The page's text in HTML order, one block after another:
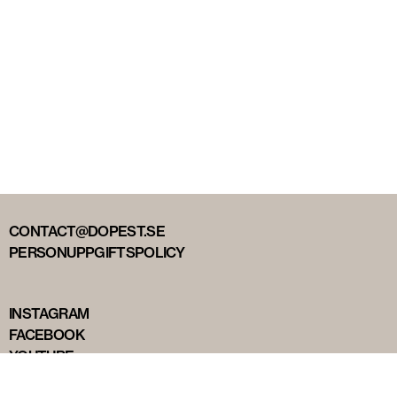
CONTACT@DOPEST.SE
PERSONUPPGIFTSPOLICY
INSTAGRAM
FACEBOOK
YOUTUBE